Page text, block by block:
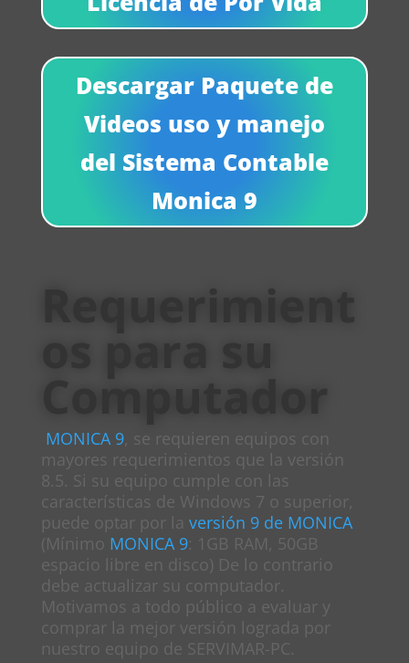
Descargar Paquete de
Videos uso y manejo
del Sistema Contable
Monica 9
Requerimient
os para su
Computador
MONICA 9, se requieren equipos con
mayores requerimientos que la versión
8.5. Si su equipo cumple con las
características de Windows 7 o superior,
puede optar por la versión 9 de MONICA
(Mínimo MONICA 9: 1GB RAM, 50GB
espacio libre en disco) De lo contrario
debe actualizar su computador.
Motivamos a todo público a evaluar y
comprar la mejor versión lograda por
nuestro equipo de SERVIMAR-PC.